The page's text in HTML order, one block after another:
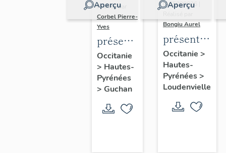
Aperçu
Réalisé par
Corbel Pierre-
Yves
présentation
de la
commune
Occitanie
> Hautes-
Pyrénées
> Guchan
Aperçu
IA65000026 |
Bongiu Aurel
présentation
de
l'ancienne
commune
Occitanie >
Hautes-
Pyrénées>
Loudenvielle